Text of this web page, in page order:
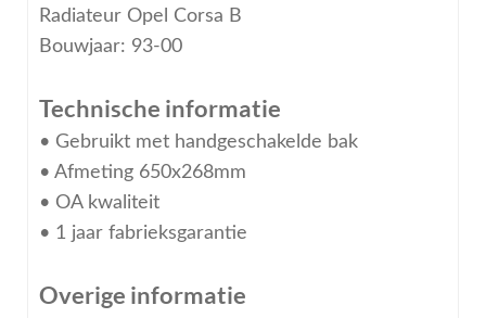
Radiateur Opel Corsa B
Bouwjaar: 93-00
Technische informatie
• Gebruikt met handgeschakelde bak
• Afmeting 650x268mm
• OA kwaliteit
• 1 jaar fabrieksgarantie
Overige informatie